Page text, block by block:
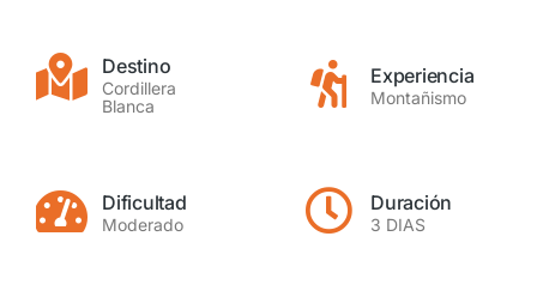
Destino
Cordillera
Blanca
Experiencia
Montañismo
Dificultad
Moderado
Duración
3 DIAS